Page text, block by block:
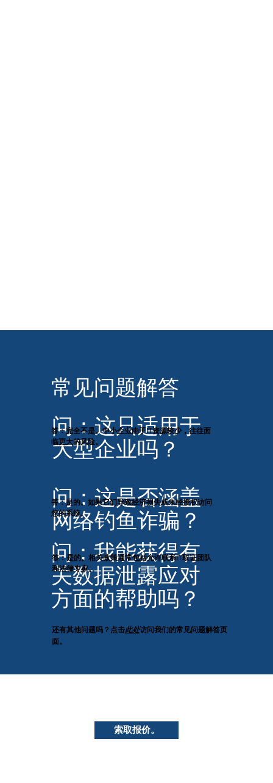
常见问题解答
问：这只适用于
大型企业吗？
答：完全不是。中小企业由于IT资源较少，往往面
临更大的风险。
问：这是否涵盖
网络钓鱼诈骗？
答：是的。如果它们导致经济损失或未经授权访问
您的系统。
问：我能获得有
关数据泄露应对
方面的帮助吗？
答：是的。相关政策通常包括允许联系IT取证团队
和法律专家。
还有其他问题吗？点击此处访问我们的常见问题解答页
面。
索取报价。